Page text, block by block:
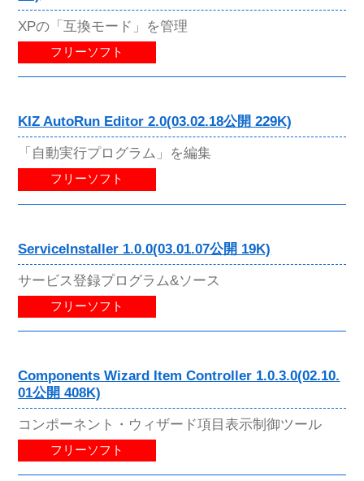
XPの「互換モード」を管理
フリーソフト
KIZ AutoRun Editor 2.0(03.02.18公開 229K)
「自動実行プログラム」を編集
フリーソフト
ServiceInstaller 1.0.0(03.01.07公開 19K)
サービス登録プログラム&ソース
フリーソフト
Components Wizard Item Controller 1.0.3.0(02.10.
01公開 408K)
コンポーネント・ウィザード項目表示制御ツール
フリーソフト